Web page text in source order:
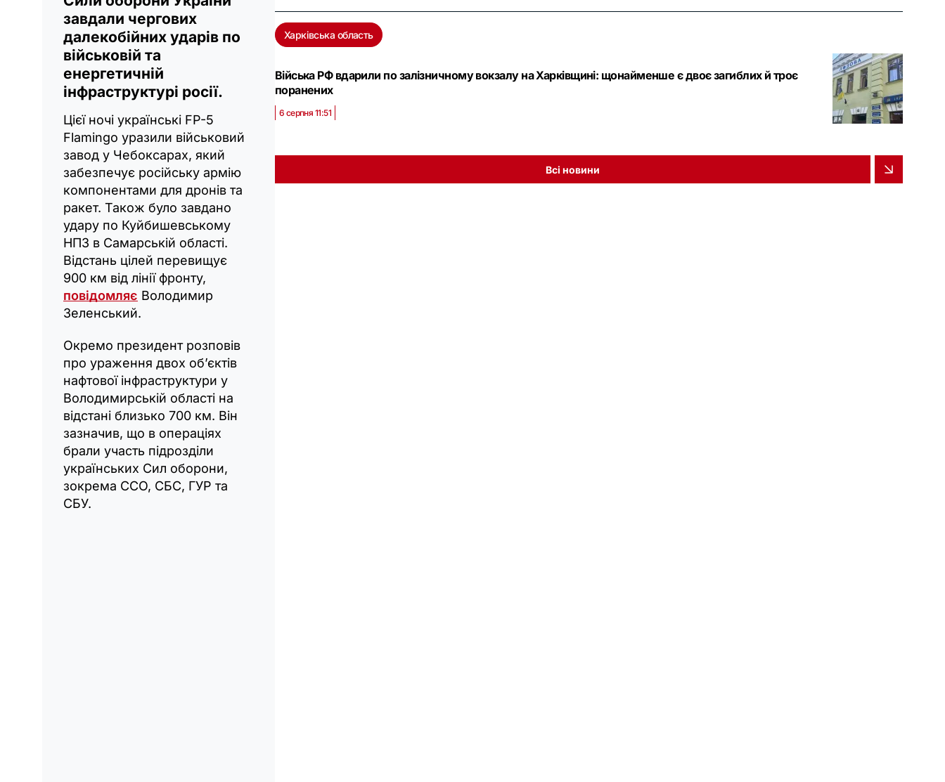
завдали чергових
далекобійних ударів по
військовій та
енергетичній
інфраструктурі росії.
Цієї ночі українські FP-5
Flamingo уразили військовий
завод у Чебоксарах, який
забезпечує російську армію
компонентами для дронів та
ракет. Також було завдано
удару по Куйбишевському
НПЗ в Самарській області.
Відстань цілей перевищує
900 км від лінії фронту,
повідомляє Володимир
Зеленський.
Окремо президент розповів
про ураження двох об’єктів
нафтової інфраструктури у
Володимирській області на
відстані близько 700 км. Він
зазначив, що в операціях
брали участь підрозділи
українських Сил оборони,
зокрема ССО, СБС, ГУР та
СБУ.
Харківська область
Війська РФ вдарили по залізничному вокзалу на Харківщині: щонайменше є двоє загиблих й троє
поранених
6 серпня 11:51
Всі новини